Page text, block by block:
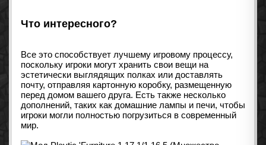
Что интересного?
Все это способствует лучшему игровому процессу,
поскольку игроки могут хранить свои вещи на
эстетически выглядящих полках или доставлять
почту, отправляя картонную коробку, размещенную
перед домом вашего друга. Есть также несколько
дополнений, таких как домашние лампы и печи, чтобы
игроки могли полностью погрузиться в современный
мир.